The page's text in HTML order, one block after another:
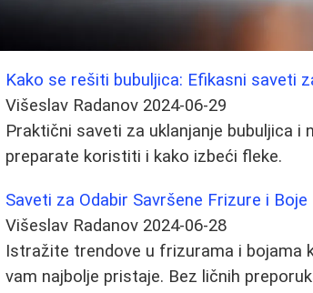
Kako se rešiti bubuljica: Efikasni saveti
Višeslav Radanov 2024-06-29
Praktični saveti za uklanjanje bubuljica
preparate koristiti i kako izbeći fleke.
Saveti za Odabir Savršene Frizure i Boje
Višeslav Radanov 2024-06-28
Istražite trendove u frizurama i bojama
vam najbolje pristaje. Bez ličnih